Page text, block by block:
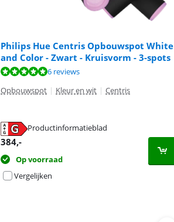
Philips Hue Centris Opbouwspot White
and Color - Zwart - Kruisvorm - 3-spots
6 reviews
Opbouwspot | Kleur en wit | Centris
Productinformatieblad
384,-
Op voorraad
Vergelijken